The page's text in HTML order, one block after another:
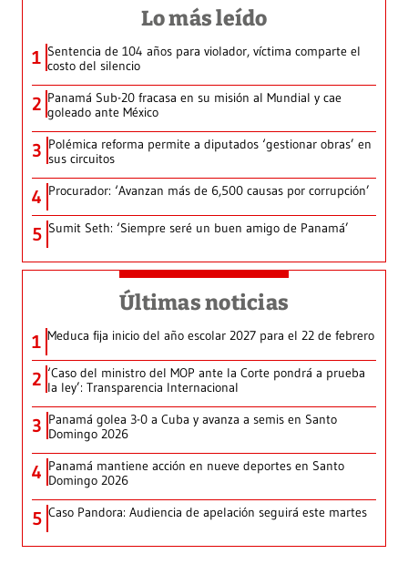
Lo más leído
1 Sentencia de 104 años para violador, víctima comparte el
costo del silencio
2 Panamá Sub-20 fracasa en su misión al Mundial y cae
goleado ante México
3 Polémica reforma permite a diputados ‘gestionar obras’ en
sus circuitos
4 Procurador: ‘Avanzan más de 6,500 causas por corrupción’
5 Sumit Seth: ‘Siempre seré un buen amigo de Panamá’
Últimas noticias
1 Meduca fija inicio del año escolar 2027 para el 22 de febrero
2 ‘Caso del ministro del MOP ante la Corte pondrá a prueba
la ley’: Transparencia Internacional
3 Panamá golea 3-0 a Cuba y avanza a semis en Santo
Domingo 2026
4 Panamá mantiene acción en nueve deportes en Santo
Domingo 2026
5 Caso Pandora: Audiencia de apelación seguirá este martes